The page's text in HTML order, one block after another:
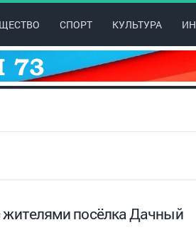
СПОРТ КУЛЬТУРА
жителями посёлка Дачный